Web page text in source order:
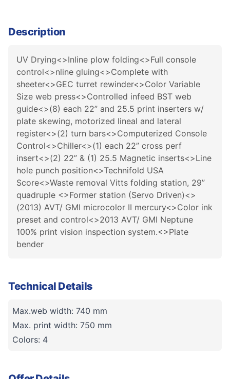
Description
UV Drying<>Inline plow folding<>Full console
control<>nline gluing<>Complete with
sheeter<>GEC turret rewinder<>Color Variable
Size web press<>Controlled infeed BST web
guide<>(8) each 22” and 25.5 print inserters w/
plate skewing, motorized lineal and lateral
register<>(2) turn bars<>Computerized Console
Control<>Chiller<>(1) each 22” cross perf
insert<>(2) 22” & (1) 25.5 Magnetic inserts<>Line
hole punch position<>Technifold USA
Score<>Waste removal Vitts folding station, 29”
quadruple <>Former station (Servo Driven)<>
(2013) AVT/ GMI microcolor II mercury<>Color ink
preset and control<>2013 AVT/ GMI Neptune
100% print vision inspection system.<>Plate
bender
Technical Details
Max.web width: 740 mm
Max. print width: 750 mm
Colors: 4